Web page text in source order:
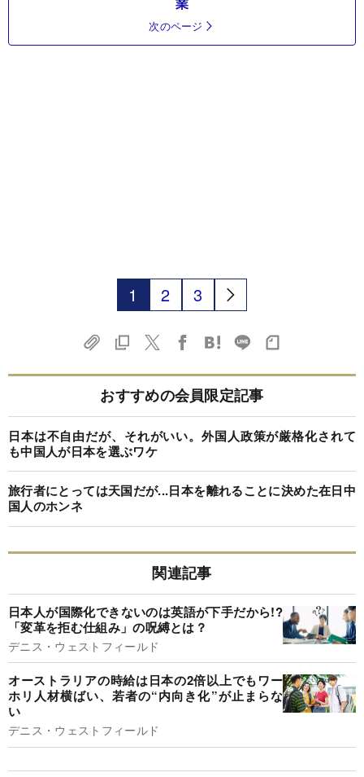
次のページ
1 2 3
おすすめの会員限定記事
日本は不自由だが、それがいい。外国人政策が厳格化されて
も中国人が日本を選ぶワケ
旅行者にとっては天国だが...日本を離れることに決めた在日中
国人のホンネ
関連記事
日本人が国際化できないのは英語が下手だから!?
「変革を拒む仕組み」の呪縛とは？
デニス・ウェストフィールド
オーストラリアの時給は日本の2倍以上でもワー
ホリ人材横ばい、若者の“内向き化”が止まらな
い
デニス・ウェストフィールド